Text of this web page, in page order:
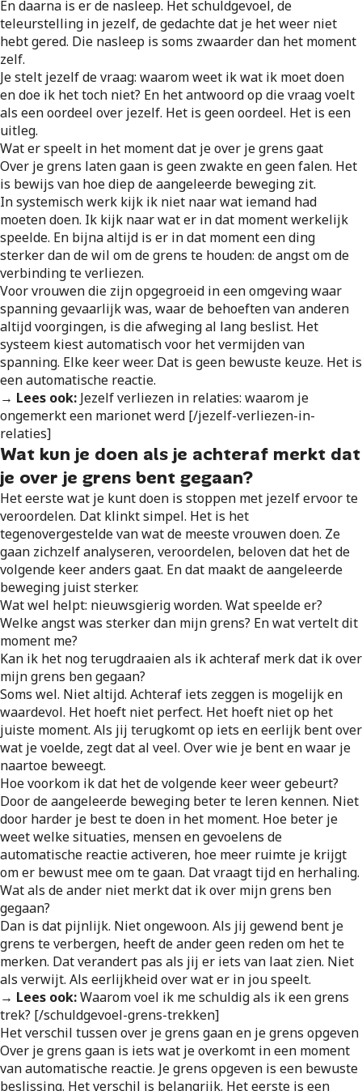
En daarna is er de nasleep. Het schuldgevoel, de
teleurstelling in jezelf, de gedachte dat je het weer niet
hebt gered. Die nasleep is soms zwaarder dan het moment
zelf.
Je stelt jezelf de vraag: waarom weet ik wat ik moet doen
en doe ik het toch niet? En het antwoord op die vraag voelt
als een oordeel over jezelf. Het is geen oordeel. Het is een
uitleg.
Wat er speelt in het moment dat je over je grens gaat
Over je grens laten gaan is geen zwakte en geen falen. Het
is bewijs van hoe diep de aangeleerde beweging zit.
In systemisch werk kijk ik niet naar wat iemand had
moeten doen. Ik kijk naar wat er in dat moment werkelijk
speelde. En bijna altijd is er in dat moment een ding
sterker dan de wil om de grens te houden: de angst om de
verbinding te verliezen.
Voor vrouwen die zijn opgegroeid in een omgeving waar
spanning gevaarlijk was, waar de behoeften van anderen
altijd voorgingen, is die afweging al lang beslist. Het
systeem kiest automatisch voor het vermijden van
spanning. Elke keer weer. Dat is geen bewuste keuze. Het is
een automatische reactie.
→ Lees ook: Jezelf verliezen in relaties: waarom je
ongemerkt een marionet werd [/jezelf-verliezen-in-
relaties]
Wat kun je doen als je achteraf merkt dat
je over je grens bent gegaan?
Het eerste wat je kunt doen is stoppen met jezelf ervoor te
veroordelen. Dat klinkt simpel. Het is het
tegenovergestelde van wat de meeste vrouwen doen. Ze
gaan zichzelf analyseren, veroordelen, beloven dat het de
volgende keer anders gaat. En dat maakt de aangeleerde
beweging juist sterker.
Wat wel helpt: nieuwsgierig worden. Wat speelde er?
Welke angst was sterker dan mijn grens? En wat vertelt dit
moment me?
Kan ik het nog terugdraaien als ik achteraf merk dat ik over
mijn grens ben gegaan?
Soms wel. Niet altijd. Achteraf iets zeggen is mogelijk en
waardevol. Het hoeft niet perfect. Het hoeft niet op het
juiste moment. Als jij terugkomt op iets en eerlijk bent over
wat je voelde, zegt dat al veel. Over wie je bent en waar je
naartoe beweegt.
Hoe voorkom ik dat het de volgende keer weer gebeurt?
Door de aangeleerde beweging beter te leren kennen. Niet
door harder je best te doen in het moment. Hoe beter je
weet welke situaties, mensen en gevoelens de
automatische reactie activeren, hoe meer ruimte je krijgt
om er bewust mee om te gaan. Dat vraagt tijd en herhaling.
Wat als de ander niet merkt dat ik over mijn grens ben
gegaan?
Dan is dat pijnlijk. Niet ongewoon. Als jij gewend bent je
grens te verbergen, heeft de ander geen reden om het te
merken. Dat verandert pas als jij er iets van laat zien. Niet
als verwijt. Als eerlijkheid over wat er in jou speelt.
→ Lees ook:Waarom voel ik me schuldig als ik een grens
trek? [/schuldgevoel-grens-trekken]
Het verschil tussen over je grens gaan en je grens opgeven
Over je grens gaan is iets wat je overkomt in een moment
van automatische reactie. Je grens opgeven is een bewuste
beslissing. Het verschil is belangrijk. Het eerste is een